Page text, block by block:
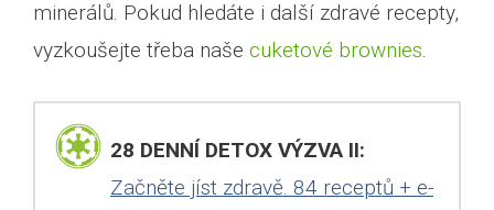
minerálů. Pokud hledáte i další zdravé recepty,
vyzkoušejte třeba naše cuketové brownies.
28 DENNÍ DETOX VÝZVA II:
Začněte jíst zdravě. 84 receptů + e-